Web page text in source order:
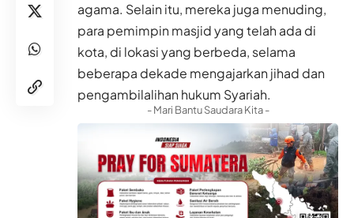
agama. Selain itu, mereka juga menuding,
para pemimpin masjid yang telah ada di
kota, di lokasi yang berbeda, selama
beberapa dekade mengajarkan jihad dan
pengambilalihan hukum Syariah.
- Mari Bantu Saudara Kita -